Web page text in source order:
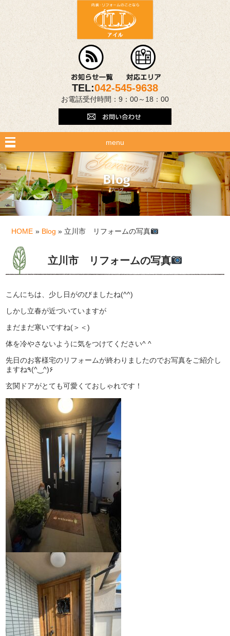
TEL:042-545-9638
お電話受付時間：9：00～18：00
menu
HOME » Blog » 立川市 リフォームの写真
立川市 リフォームの写真
こんにちは、少し日がのびましたね(^^)
しかし立春が近づいていますが
まだまだ寒いですね(＞＜)
体を冷やさないように気をつけてください^ ^
先日のお客様宅のリフォームが終わりましたのでお写真をご紹介し
ますね٩(^‿^)۶
玄関ドアがとても可愛くておしゃれです！